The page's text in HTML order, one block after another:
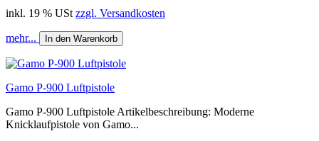
inkl. 19 % USt zzgl. Versandkosten
mehr... In den Warenkorb
Gamo P-900 Luftpistole
Gamo P-900 Luftpistole Artikelbeschreibung: Moderne
Knicklaufpistole von Gamo...